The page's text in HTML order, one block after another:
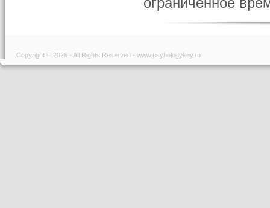
Copyright © 2026 - All Rights Reserved - www.psyhologykey.ru